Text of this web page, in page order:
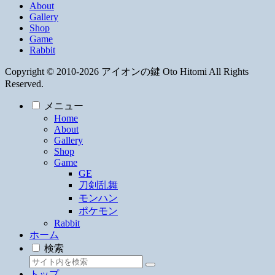
About
Gallery
Shop
Game
Rabbit
Copyright © 2010-2026 アイオンの鍵 Oto Hitomi All Rights
Reserved.
メニュー
Home
About
Gallery
Shop
Game
GE
刀剣乱舞
モンハン
ポケモン
Rabbit
ホーム
検索